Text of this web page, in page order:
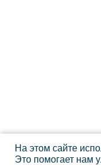
На этом сайте
Это помогает нам